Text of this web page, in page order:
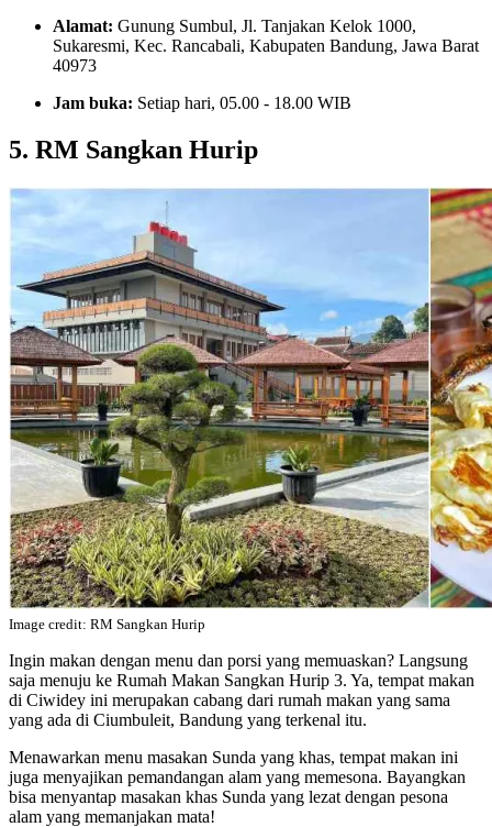
Alamat: Gunung Sumbul, Jl. Tanjakan Kelok 1000,
Sukaresmi, Kec. Rancabali, Kabupaten Bandung, Jawa Barat
40973
Jam buka: Setiap hari, 05.00 - 18.00 WIB
5. RM Sangkan Hurip
Image credit: RM Sangkan Hurip
Ingin makan dengan menu dan porsi yang memuaskan? Langsung
saja menuju ke Rumah Makan Sangkan Hurip 3. Ya, tempat makan
di Ciwidey ini merupakan cabang dari rumah makan yang sama
yang ada di Ciumbuleit, Bandung yang terkenal itu.
Menawarkan menu masakan Sunda yang khas, tempat makan ini
juga menyajikan pemandangan alam yang memesona. Bayangkan
bisa menyantap masakan khas Sunda yang lezat dengan pesona
alam yang memanjakan mata!